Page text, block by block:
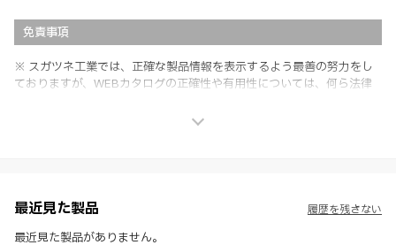
免責事項
※ スガツネ工業では、正確な製品情報を表示するよう最善の努力をし
ておりますが、WEBカタログの正確性や有用性については、何ら法律
社製品の使用ご検討、又は販売促進目的の利用に限ります。
※ 本WEBサイト製品情報のご利用にあたっては、WEBサイト利用規
約、プライバシーポリシー、製品情報ガイドをご確認いただき、内容の
最近見た製品
最近見た製品がありません。
履歴を残さない